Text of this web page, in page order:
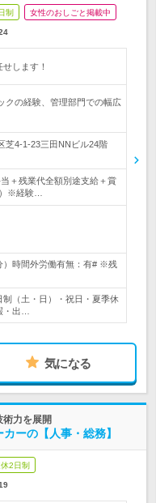
制 女性のおしごと掲載中
します！
の経験、管理部門での幅広
芝4-1-23三田NNビル24階
＋残業代全額別途支給＋賞
※経験…
）時間外労働有無：有# ※残
（土・日）・祝日・夏季休
・出…
気になる
術力を展開
ーの【人事・総務】
2日制